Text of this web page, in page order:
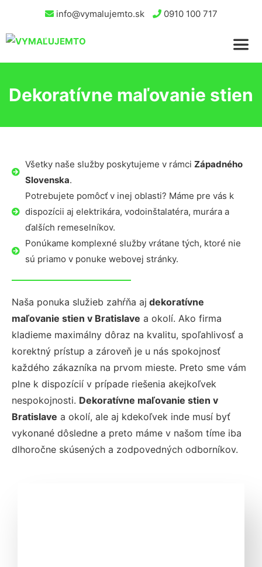
info@vymalujemto.sk 0910 100 717
Dekoratívne maľovanie stien
Všetky naše služby poskytujeme v rámci Západného
Slovenska.
Potrebujete pomôcť v inej oblasti? Máme pre vás k
dispozícii aj elektrikára, vodoinštalatéra, murára a
ďalších remeselníkov.
Ponúkame komplexné služby vrátane tých, ktoré nie
sú priamo v ponuke webovej stránky.
Naša ponuka služieb zahŕňa aj dekoratívne
maľovanie stien v Bratislave a okolí. Ako firma
kladieme maximálny dôraz na kvalitu, spoľahlivosť a
korektný prístup a zároveň je u nás spokojnosť
každého zákazníka na prvom mieste. Preto sme vám
plne k dispozícií v prípade riešenia akejkoľvek
nespokojnosti. Dekoratívne maľovanie stien v
Bratislave a okolí, ale aj kdekoľvek inde musí byť
vykonané dôsledne a preto máme v našom tíme iba
dlhoročne skúsených a zodpovedných odborníkov.